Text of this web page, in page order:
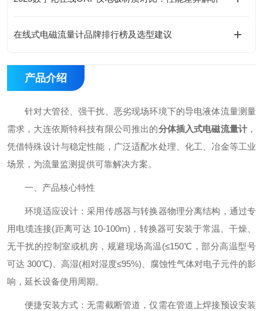
在线式电磁流量计品牌排行榜及选型建议​
产品介绍
针对大管径、强干扰、恶劣现场环境下的导电液体流量测量
需求，大连依斯特科技有限公司推出的分体插入式电磁流量计 ，
凭借特殊设计与稳定性能，广泛适配水处理、化工、冶金等工业
场景，为流量监测提供可靠解决方案。
一、产品核心特性
环境适应设计：采用传感器与转换器物理分离结构，通过专
用电缆连接(距离可达 10-100m)，转换器可安装于常温、干燥、
无干扰的控制室或机房，规避现场高温(≤150℃，部分高温型号
可达 300℃)、高湿(相对湿度≤95%)、腐蚀性气体对电子元件的影
响，延长设备使用周期。
便捷安装方式：无需截断管道，仅需在管道上焊接预设安装